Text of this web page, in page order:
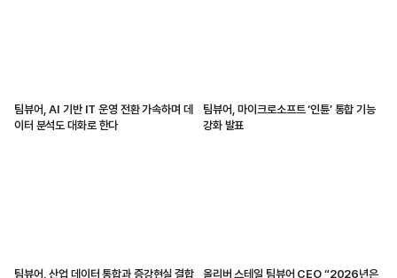
팀뷰어, AI 기반 IT 운영 전환 가속하며 데
이터 분석도 대화로 한다
팀뷰어, 마이크로소프트 ‘인튠’ 통합 기능
강화 발표
팀뷰어, 산업 데이터 통합과 증강현실 결합
올리버 스테일 팀뷰어 CEO “2026년은